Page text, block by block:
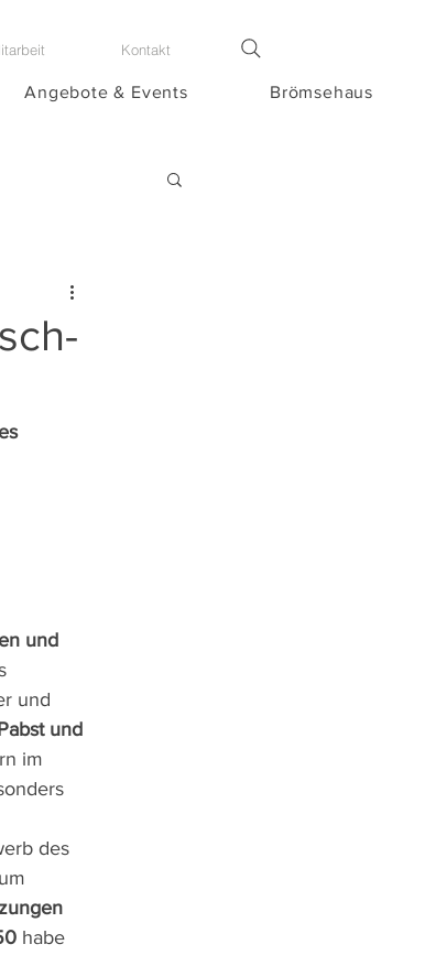
Kontakt
Angebote & Events Brömsehaus
und
und
und
im
des
habe